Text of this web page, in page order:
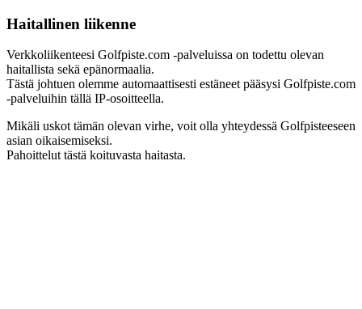
Haitallinen liikenne
Verkkoliikenteesi Golfpiste.com -palveluissa on todettu olevan
haitallista sekä epänormaalia.
Tästä johtuen olemme automaattisesti estäneet pääsysi Golfpiste.com
-palveluihin tällä IP-osoitteella.
Mikäli uskot tämän olevan virhe, voit olla yhteydessä Golfpisteeseen
asian oikaisemiseksi.
Pahoittelut tästä koituvasta haitasta.